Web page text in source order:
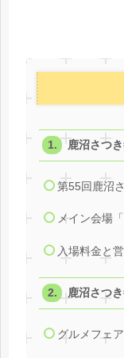
鹿沼さつ
第55回鹿沼
メイン会場
入場料金と
鹿沼さつ
グルメフェ